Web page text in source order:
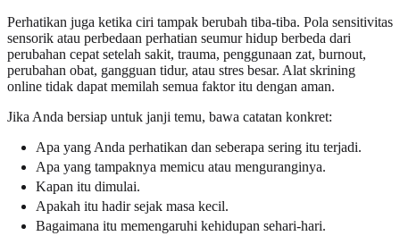
Perhatikan juga ketika ciri tampak berubah tiba-tiba. Pola sensitivitas
sensorik atau perbedaan perhatian seumur hidup berbeda dari
perubahan cepat setelah sakit, trauma, penggunaan zat, burnout,
perubahan obat, gangguan tidur, atau stres besar. Alat skrining
online tidak dapat memilah semua faktor itu dengan aman.
Jika Anda bersiap untuk janji temu, bawa catatan konkret:
Apa yang Anda perhatikan dan seberapa sering itu terjadi.
Apa yang tampaknya memicu atau menguranginya.
Kapan itu dimulai.
Apakah itu hadir sejak masa kecil.
Bagaimana itu memengaruhi kehidupan sehari-hari.